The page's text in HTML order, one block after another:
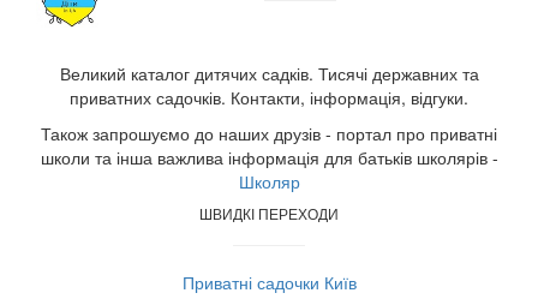
Великий каталог дитячих садків. Тисячі державних та
приватних садочків. Контакти, інформація, відгуки.
Також запрошуємо до наших друзів - портал про приватні
школи та інша важлива інформація для батьків школярів -
Школяр
ШВИДКІ ПЕРЕХОДИ
Приватні садочки Київ